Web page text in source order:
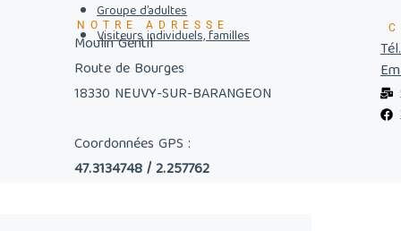
Groupe d’adultes
Visiteurs individuels, familles
NOTRE ADRESSE
Moulin Gentil
Route de Bourges
18330 NEUVY-SUR-BARANGEON
Coordonnées GPS :
47.3134748 / 2.257762